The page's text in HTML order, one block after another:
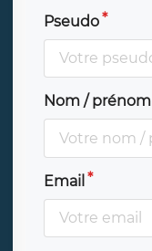
Pseudo
Nom / prénom
Email